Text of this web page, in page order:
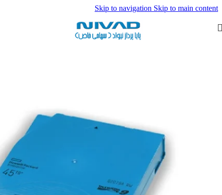
Skip to navigation Skip to main content